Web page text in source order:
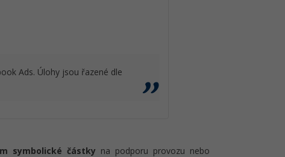
Ads. Úlohy jsou řazené dle
symbolické částky na podporu provozu nebo